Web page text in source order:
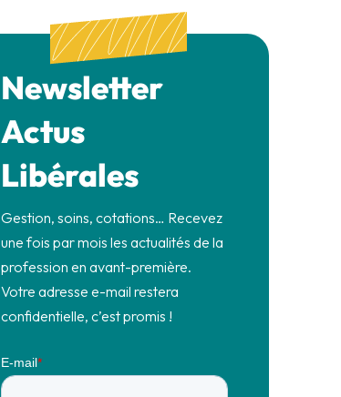
Newsletter
Actus
Libérales
Gestion, soins, cotations… Recevez
une fois par mois les actualités de la
profession en avant-première.
Votre adresse e-mail restera
confidentielle, c’est promis !